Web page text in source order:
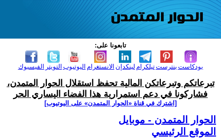
تابعونا على:
الفيسبوك التويتر اليوتيوب الانستغرام لينكدإن تيلكرامبنترست بودكاست
تبرعاتكم وتبرعاتكن المالية تحفظ استقلال الحوار المتمدن،
فشاركونا في دعم استمرارية هذا الفضاء اليساري الحر
[اشترك في قناة ‫«الحوار المتمدن» على اليوتيوب]
الحوار المتمدن - موبايل
الموقع الرئيسي